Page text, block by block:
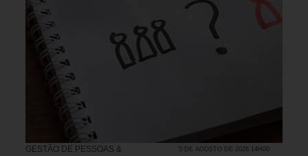
GESTÃO DE PESSOAS &
5 DE AGOSTO DE 2026 14H00